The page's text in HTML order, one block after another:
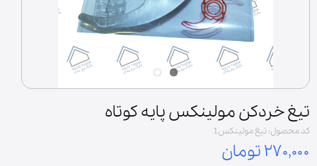
تیغ خردکن مولینکس پایه کوتاه
کد محصول: تیغ مولینکس1
۲۷۰,۰۰۰ تومان